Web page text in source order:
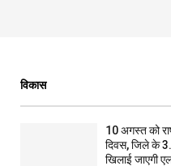
विकास
10 अगस्त को
दिवस, जिले के
खिलाई जाएगी